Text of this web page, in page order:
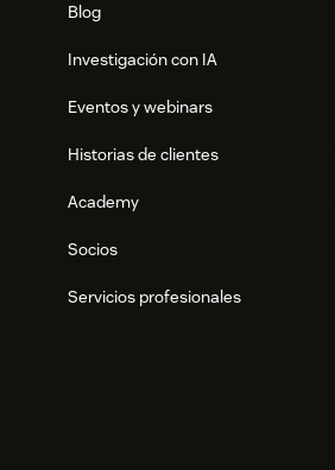
Blog
Investigación con IA
Eventos y webinars
Historias de clientes
Academy
Socios
Servicios profesionales